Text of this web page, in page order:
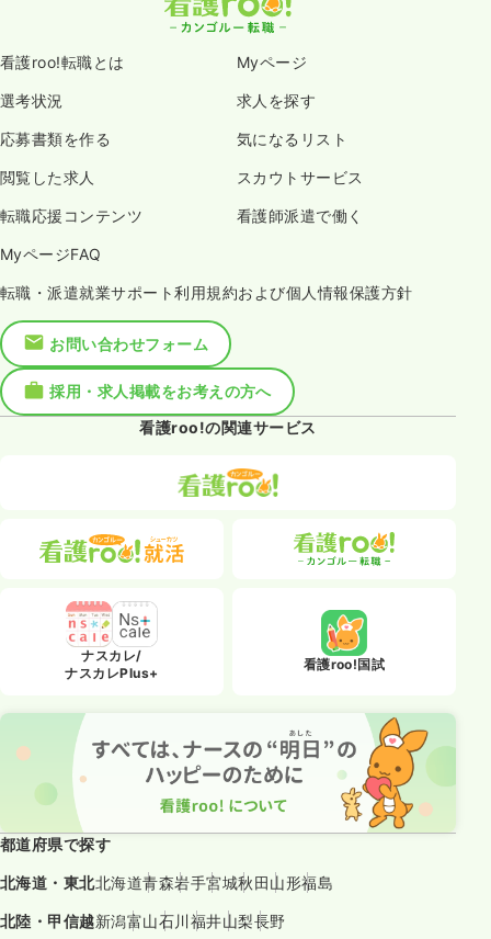
看護roo!転職とは Myページ
選考状況 求人を探す
応募書類を作る 気になるリスト
閲覧した求人 スカウトサービス
転職応援コンテンツ 看護師派遣で働く
MyページFAQ
転職・派遣就業サポート利用規約および個人情報保護方針
お問い合わせフォーム
採用・求人掲載をお考えの方へ
看護roo!の関連サービス
ナスカレ/
ナスカレPlus+
看護roo!国試
都道府県で探す
北海道・東北北海道青森岩手宮城秋田 山形福島
北陸・甲信越新潟富山石川 福井山梨長野